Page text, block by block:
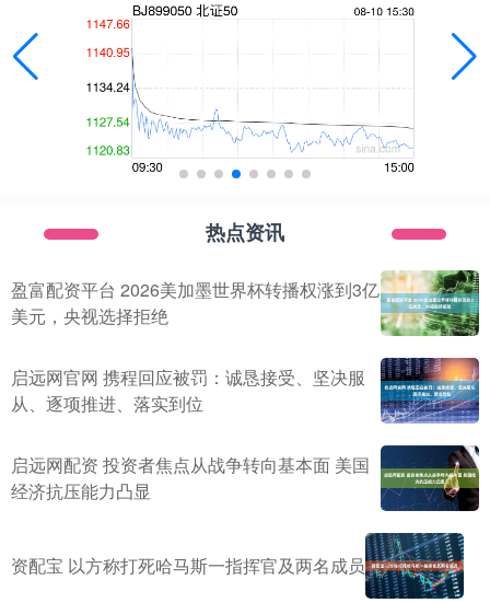
热点资讯
盈富配资平台 2026美加墨世界杯转播权涨到3亿
美元，央视选择拒绝
启远网官网 携程回应被罚：诚恳接受、坚决服
从、逐项推进、落实到位
启远网配资 投资者焦点从战争转向基本面 美国
经济抗压能力凸显
资配宝 以方称打死哈马斯一指挥官及两名成员